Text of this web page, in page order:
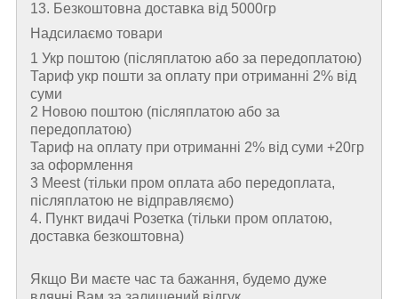
13. Безкоштовна доставка від 5000гр
Надсилаємо товари
1 Укр поштою (пiсляплатою або за передоплатою)
Тариф укр пошти за оплату при отриманні 2% від
суми
2 Новою поштою (пiсляплатою або за
передоплатою)
Тариф на оплату при отриманні 2% від суми +20гр
за оформлення
3 Meest (тільки пром оплата або передоплата,
післяплатою не відправляємо)
4. Пункт видачі Розетка (тільки пром оплатою,
доставка безкоштовна)
Якщо Ви маєте час та бажання, будемо дуже